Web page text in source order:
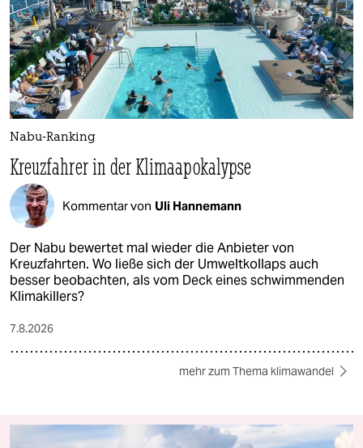
Nabu-Ranking
Kreuzfahrer in der Klimaapokalypse
Kommentar von Uli Hannemann
Der Nabu bewertet mal wieder die Anbieter von
Kreuzfahrten. Wo ließe sich der Umweltkollaps auch
besser beobachten, als vom Deck eines schwimmenden
Klimakillers?
7.8.2026
mehr zum Thema klimawandel